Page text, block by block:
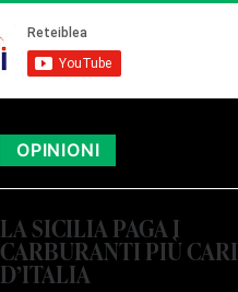
OPINIONI
LA SICILIA PAGA I
CARBURANTI PIÙ CARI
D’ITALIA